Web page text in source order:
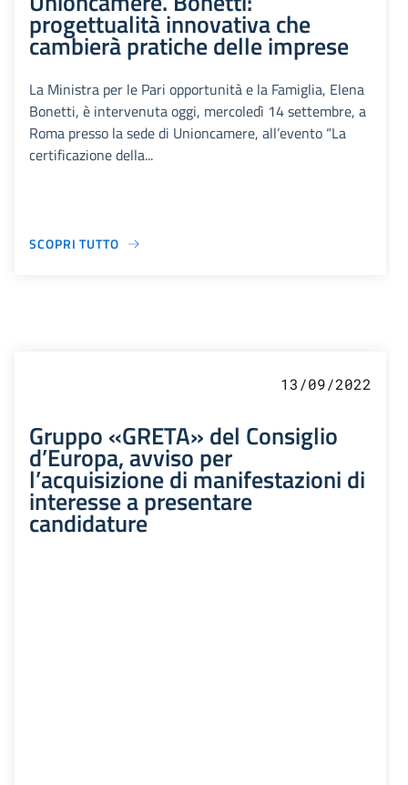
progettualità innovativa che
cambierà pratiche delle imprese
La Ministra per le Pari opportunità e la Famiglia, Elena
Bonetti, è intervenuta oggi, mercoledì 14 settembre, a
Roma presso la sede di Unioncamere, all’evento “La
certificazione della...
SCOPRI TUTTO
13/09/2022
Gruppo «GRETA» del Consiglio
d’Europa, avviso per
l’acquisizione di manifestazioni di
interesse a presentare
candidature